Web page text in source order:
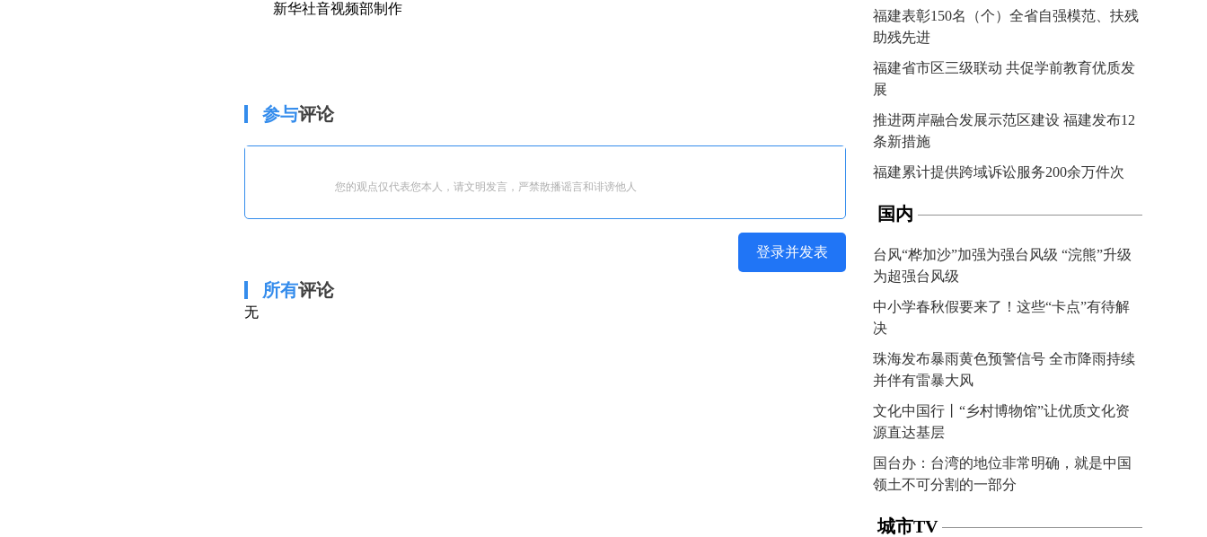
新华社音视频部制作
参与评论
您的观点仅代表您本人，请文明发言，严禁散播谣言和诽谤他人
登录并发表
所有评论
无
福建表彰150名（个）全省自强模范、扶残
助残先进
福建省市区三级联动 共促学前教育优质发
展
推进两岸融合发展示范区建设 福建发布12
条新措施
福建累计提供跨域诉讼服务200余万件次
国内
台风“桦加沙”加强为强台风级 “浣熊”升级
为超强台风级
中小学春秋假要来了！这些“卡点”有待解
决
珠海发布暴雨黄色预警信号 全市降雨持续
并伴有雷暴大风
文化中国行丨“乡村博物馆”让优质文化资
源直达基层
国台办：台湾的地位非常明确，就是中国
领土不可分割的一部分
城市TV